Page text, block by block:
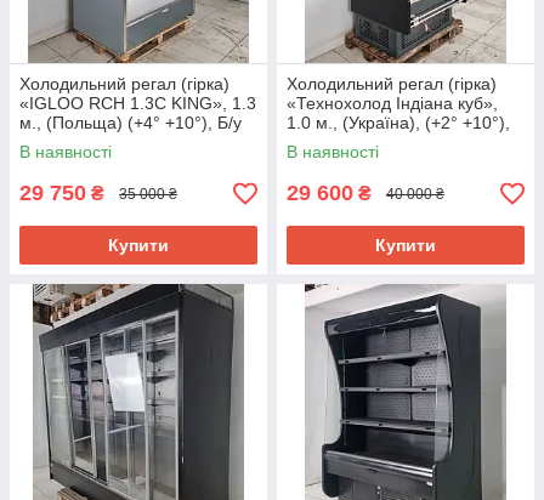
Холодильний регал (гірка)
«IGLOO RCH 1.3C KING», 1.3
м., (Польща) (+4° +10°), Б/у
В наявності
29 750 ₴ 35 000 ₴
Купити
Холодильний регал (гірка)
«Технохолод Індіана куб»,
1.0 м., (Україна), (+2° +10°),
Б/у
В наявності
29 600 ₴ 40 000 ₴
Купити